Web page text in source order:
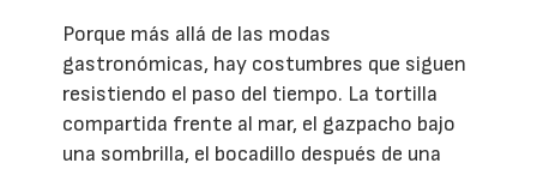
Porque más allá de las modas
gastronómicas, hay costumbres que siguen
resistiendo el paso del tiempo. La tortilla
compartida frente al mar, el gazpacho bajo
una sombrilla, el bocadillo después de una